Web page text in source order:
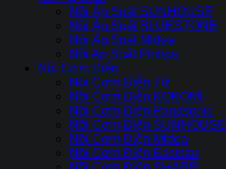
Nồi Áp Suất SUNHOUSE
Nồi Áp Suất BLUESTONE
Nồi Áp Suất Midea
Nồi Ap Suất Philips
Nồi Cơm Điện
Nồi Cơm Điên Tử
Nồi Cơm Điện KOKOMI
Nồi Cơm Điện Panasonic
Nồi Cơm Điện SUNHOUSE
Nồi Cơm Điện Midea
Nôi Cơm Điện Eaststar